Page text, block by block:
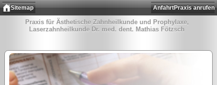
Sitemap Praxis anrufen
Anfahrt
Praxis für Ästhetische Zahnheilkunde und Prophylaxe,
Laserzahnheilkunde Dr. med. dent. Mathias Fötzsch